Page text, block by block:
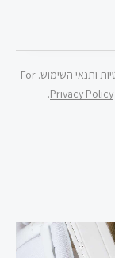
המשך גלישה באתר מהווה הסכמה למדיניות הפרטיות ותנאי השימוש. For
Privacy Policy
.